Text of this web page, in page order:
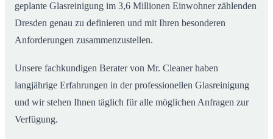
geplante Glasreinigung im 3,6 Millionen Einwohner zählenden
Dresden genau zu definieren und mit Ihren besonderen
Anforderungen zusammenzustellen.
Unsere fachkundigen Berater von Mr. Cleaner haben
langjährige Erfahrungen in der professionellen Glasreinigung
und wir stehen Ihnen täglich für alle möglichen Anfragen zur
Verfügung.